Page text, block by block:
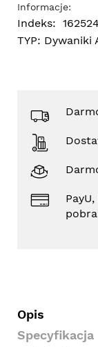
Informacje:
Indeks:
TYP: Dywaniki
Opis
Specyfikacja